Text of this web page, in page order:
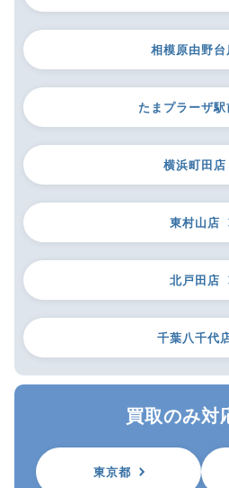
相模原由野台
たまプラーザ駅
横浜町田店
東村山店
北戸田店
千葉八千代
買取のみ対
東京都